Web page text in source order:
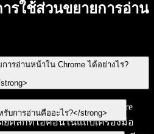
รใช้ส่วนขยายการอ่าน
ารอ่านหน้าใน Chrome ได้อย่างไร?
นหน้าจาก Chrome Web Store
คลิกที่ไอคอนในแถบเครื่องมือ
บการอ่านคืออะไร?</strong>